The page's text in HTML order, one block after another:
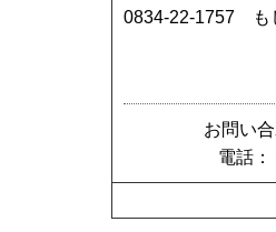
0834-22-1757 も
お問い
電話